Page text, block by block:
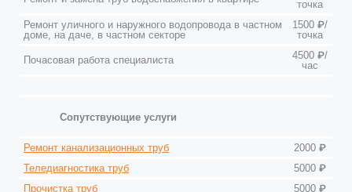
точка
Ремонт уличного и наружного водопровода в частном
доме, на даче, в частном секторе
1500 ₽/
точка
Почасовая работа специалиста
4500 ₽/
час
Сопутствующие услуги
Ремонт канализационных труб
2000 ₽
Теледиагностика труб
5000 ₽
Прочистка труб
5000 ₽